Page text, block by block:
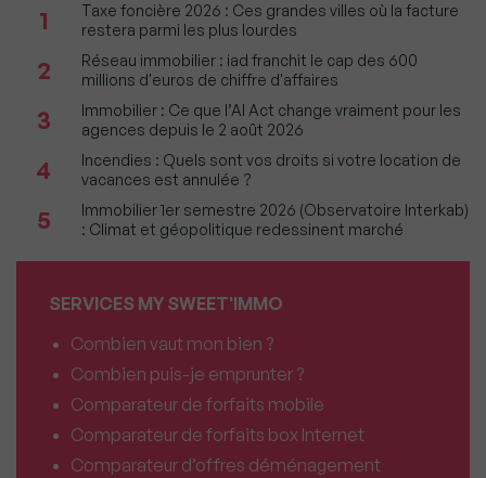
1
Taxe foncière 2026 : Ces grandes villes où la facture
restera parmi les plus lourdes
2
Réseau immobilier : iad franchit le cap des 600
millions d'euros de chiffre d'affaires
3
Immobilier : Ce que l’AI Act change vraiment pour les
agences depuis le 2 août 2026
4
Incendies : Quels sont vos droits si votre location de
vacances est annulée ?
5
Immobilier 1er semestre 2026 (Observatoire Interkab)
: Climat et géopolitique redessinent marché
SERVICES MY SWEET'IMMO
Combien vaut mon bien ?
Combien puis-je emprunter ?
Comparateur de forfaits mobile
Comparateur de forfaits box Internet
Comparateur d’offres déménagement